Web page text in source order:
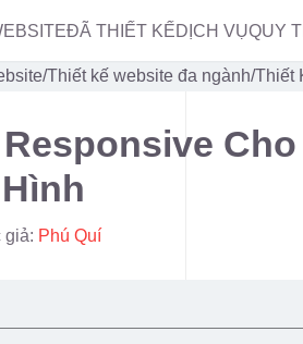
ĐÃ THIẾT KẾDỊCH VỤQUY
/Thiết kế website đa ngành/Thiết
Cho
giả: Phú Quí